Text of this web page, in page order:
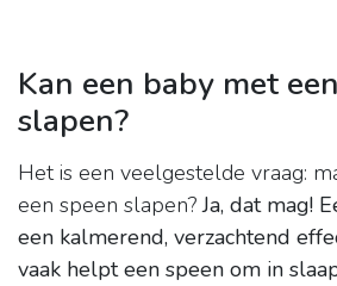
Kan een baby met
slapen?
Het is een veelgestelde vraag:
een speen slapen?Ja, dat mag!
een kalmerend, verzachtend
vaak helpt een speen om in